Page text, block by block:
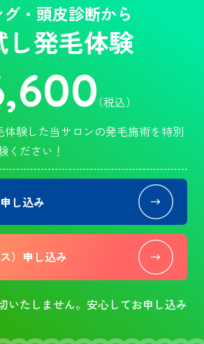
・頭皮診断から
発毛体験
（税込）
体験した当サロンの発毛施術を特別
ください！
し込み
）申し込み
いたしません。安心してお申し込み